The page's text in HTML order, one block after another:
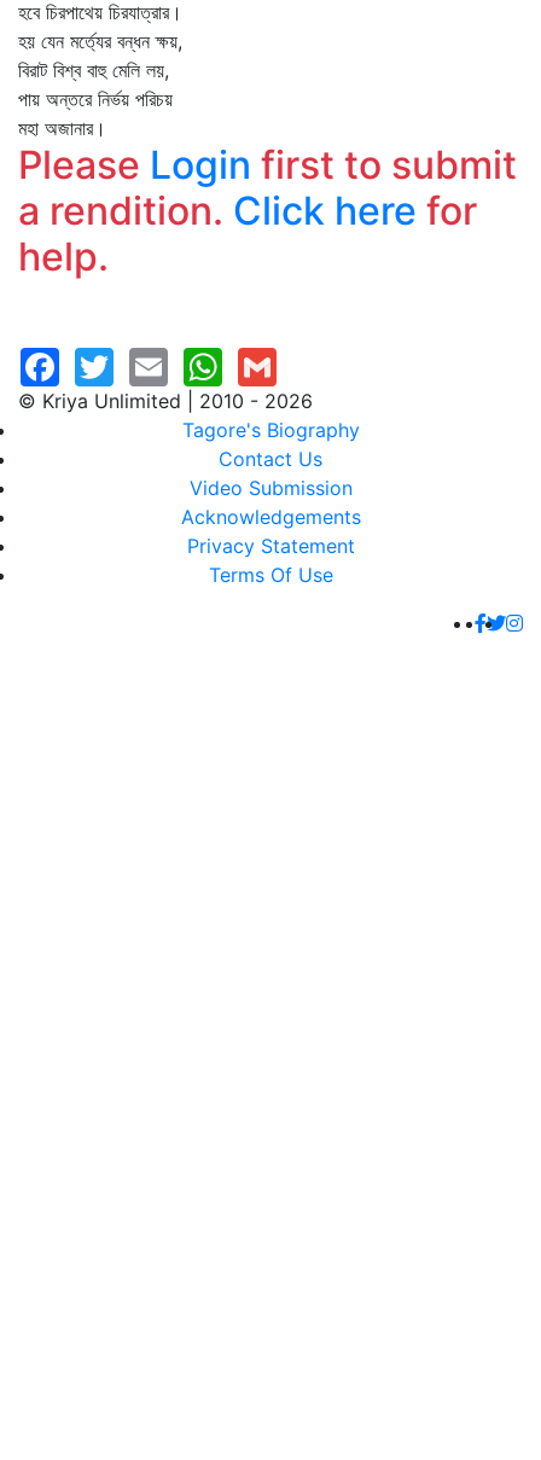
হবে চিরপাথেয় চিরযাত্রার।
হয় যেন মর্ত্যের বন্ধন ক্ষয়,
বিরাট বিশ্ব বাহু মেলি লয়,
পায় অন্তরে নির্ভয় পরিচয়
মহা অজানার।
Please Login first to submit
a rendition. Click here for
help.
© Kriya Unlimited | 2010 - 2026
Tagore's Biography
Contact Us
Video Submission
Acknowledgements
Privacy Statement
Terms Of Use